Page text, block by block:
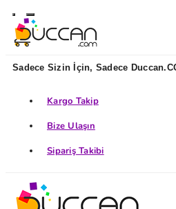
Sadece Sizin İçin, Sadece
Kargo Takip
Bize Ulaşın
Sipariş Takibi